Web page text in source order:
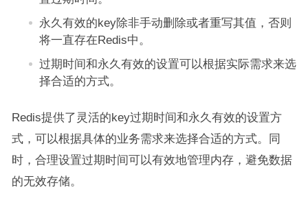
永久有效的key除非手动删除或者重写其值，否则
将一直存在Redis中。
过期时间和永久有效的设置可以根据实际需求来选
择合适的方式。
Redis提供了灵活的key过期时间和永久有效的设置方
式，可以根据具体的业务需求来选择合适的方式。同
时，合理设置过期时间可以有效地管理内存，避免数据
的无效存储。